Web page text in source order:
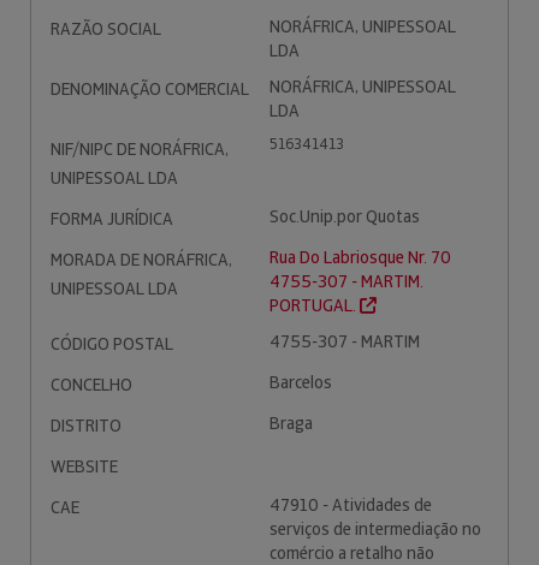
RAZÃO SOCIAL
NORÁFRICA, UNIPESSOAL
LDA
DENOMINAÇÃO COMERCIAL
NORÁFRICA, UNIPESSOAL
LDA
NIF/NIPC DE NORÁFRICA,
UNIPESSOAL LDA
516341413
FORMA JURÍDICA
Soc.Unip.por Quotas
MORADA DE NORÁFRICA,
UNIPESSOAL LDA
Rua Do Labriosque Nr. 70
4755-307 - MARTIM.
PORTUGAL.
CÓDIGO POSTAL
4755-307 - MARTIM
CONCELHO
Barcelos
DISTRITO
Braga
WEBSITE
CAE
47910 - Atividades de
serviços de intermediação no
comércio a retalho não